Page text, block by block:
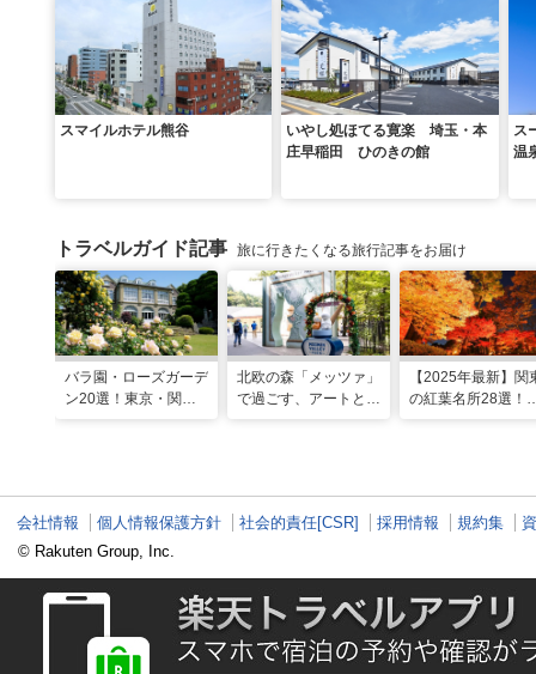
スマイルホテル熊谷
いやし処ほてる寛楽 埼玉・本
庄早稲田 ひのきの館
ス
温
トラベルガイド記事 旅に行きたくなる旅行記事をお届け
バラ園・ローズガーデ
ン20選！東京・関東
北欧の森「メッツァ」
で過ごす、アートとム
【2025年最新】関
の紅葉名所28選！
会社情報 個人情報保護方針 社会的責任[CSR] 採用情報 規約集
© Rakuten Group, Inc.